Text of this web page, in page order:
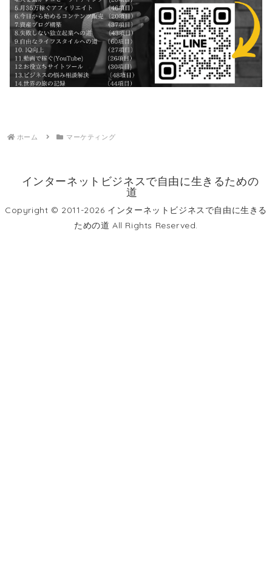
ホーム マーケティング
インターネットビジネスで自由に生きるための
道
Copyright © 2011-2026 インターネットビジネスで自由に生きる
ための道 All Rights Reserved.